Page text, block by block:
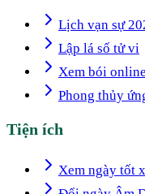
Lịch vạn sự
Lập lá số tử vi
Xem bói online
Phong thủy
Tiện ích
Xem ngày tốt